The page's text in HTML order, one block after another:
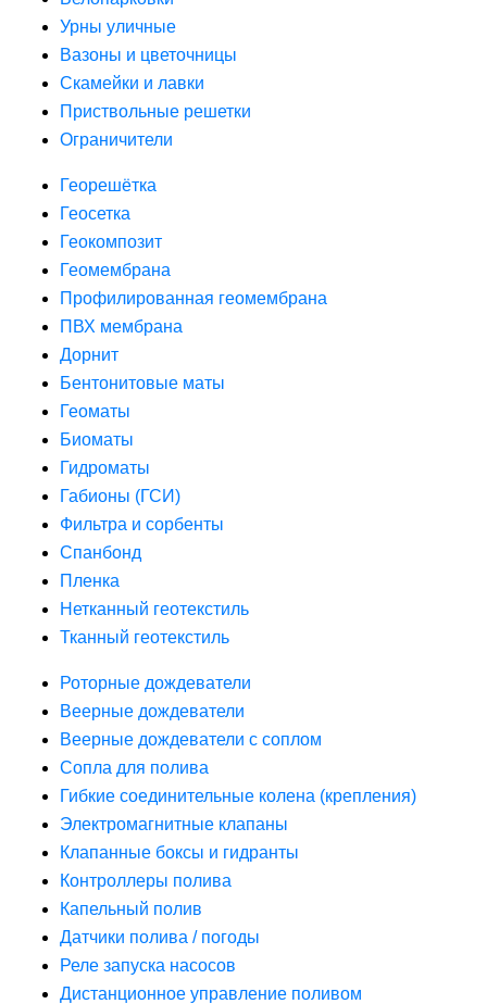
Урны уличные
Вазоны и цветочницы
Скамейки и лавки
Приствольные решетки
Ограничители
Георешётка
Геосетка
Геокомпозит
Геомембрана
Профилированная геомембрана
ПВХ мембрана
Дорнит
Бентонитовые маты
Геоматы
Биоматы
Гидроматы
Габионы (ГСИ)
Фильтра и сорбенты
Спанбонд
Пленка
Нетканный геотекстиль
Тканный геотекстиль
Роторные дождеватели
Веерные дождеватели
Веерные дождеватели с соплом
Сопла для полива
Гибкие соединительные колена (крепления)
Электромагнитные клапаны
Клапанные боксы и гидранты
Контроллеры полива
Капельный полив
Датчики полива / погоды
Реле запуска насосов
Дистанционное управление поливом